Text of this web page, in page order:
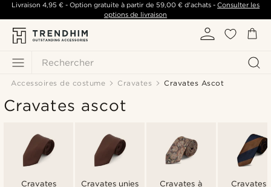
Rechercher
Livraison 4,95 €- Option gratuite à partir de 59,00 €d'achats -Consulter les
options de livraison
Accessoires de costume Cravates Cravates Ascot
Cravates ascot
Cravates Cravates unies
Cravates à
Cravates